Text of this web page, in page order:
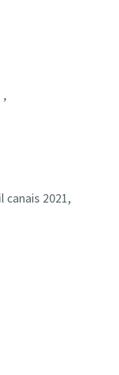
,
canais 2021,